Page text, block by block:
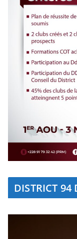
DISTRICT 94